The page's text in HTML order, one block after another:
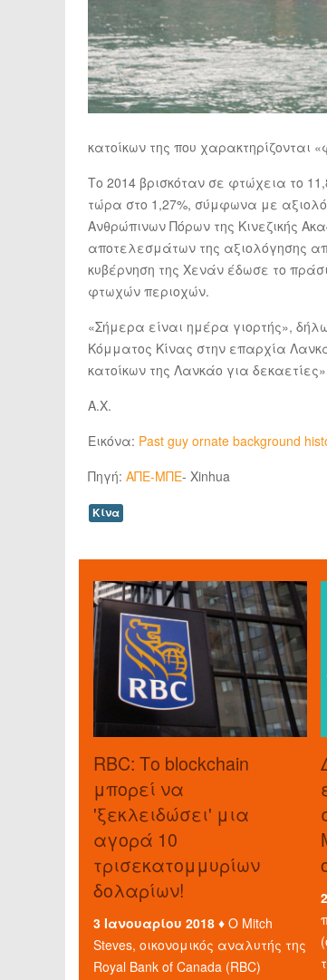
κατοίκων της που χαρακτηρίζονται
Το 2014 βρισκόταν σε φτώχεια το
τώρα στο 1,27%, σύμφωνα με
Ανθρώπινων Πόρων της Κινεζικής
αποτελεσμάτων της αξιολόγησης
κυβέρνηση της Χενάν έδωσε το
φτωχών περιοχών.
«Σήμερα είναι ημέρα γιορτής»,
Κόμματος Κίνας στην επαρχία
κατοίκων της Λανκάο για
Α.Χ.
Εικόνα: Past guy ornate background
Πηγή: ΑΠΕ-ΜΠΕ- Xinhua
Κίνα
RBC: Το blockchain
μπορεί να
'ξεκλειδώσει' μια
αγορά 10
τρισεκατομμυρίων
δολαρίων!
3 Ιανουαρίου 2018 ♦Ο Mitch
Steves, οικονομικός αναλυτής της
Royal Bank of Canada (RBC)